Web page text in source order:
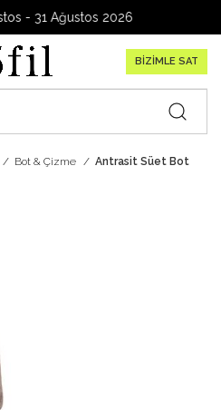
Ağustos 2026
BİZİMLE SAT
Bot & Çizme Antrasit Süet Bot